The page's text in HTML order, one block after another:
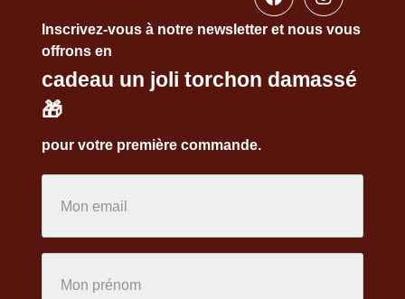
Inscrivez-vous à notre newsletter et nous vous
offrons en
cadeau un joli torchon damassé
🎁
pour votre première commande.